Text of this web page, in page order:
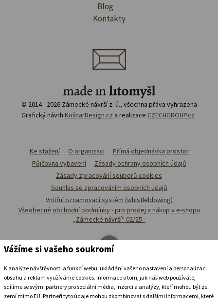
Blog
Kontakty
© 2014 - 2026 Zámecké návrší z. ú., všechna přáva vyhrazena
Grafický návrh KošnarDesign.cz a realizace CZECHGROUP.cz
Ke stažení O organizaci
Přímá objednávka prostor
Půjčovna vybavení
Zásady ochrany osobních údajů
Zásady zpracování souborů cookies
Souhlas se zpracováním osobních údajů
Vnitřní oznamovací systém (whistleblowing)
Všeobecné obchodní podmínky - pro prodej a nákup v e-shopu
„Zámecké návrší“ 02/25 -
Vážíme si vašeho soukromí
K analýze návštěvnosti a funkcí webu, ukládání vašeho nastavení a personalizaci
obsahu a reklam využíváme cookies. Informace o tom, jak náš web používáte,
sdílíme se svými partnery pro sociální média, inzerci a analýzy, kteří mohou být ze
zemí mimo EU. Partneři tyto údaje mohou zkombinovat s dalšími informacemi, které